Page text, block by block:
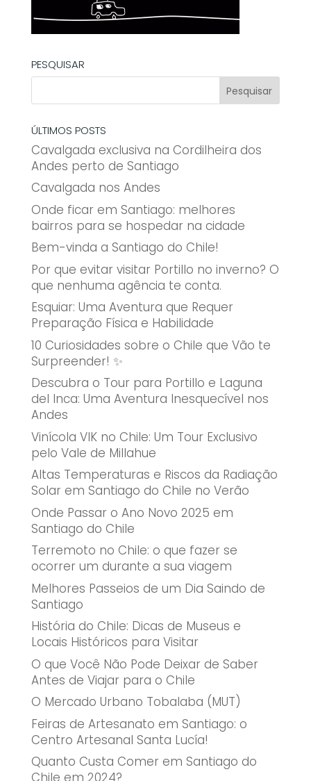
PESQUISAR
ÚLTIMOS POSTS
Cavalgada exclusiva na Cordilheira dos
Andes perto de Santiago
Cavalgada nos Andes
Onde ficar em Santiago: melhores
bairros para se hospedar na cidade
Bem-vinda a Santiago do Chile!
Por que evitar visitar Portillo no inverno? O
que nenhuma agência te conta.
Esquiar: Uma Aventura que Requer
Preparação Física e Habilidade
10 Curiosidades sobre o Chile que Vão te
Surpreender! ✨
Descubra o Tour para Portillo e Laguna
del Inca: Uma Aventura Inesquecível nos
Andes
Vinícola VIK no Chile: Um Tour Exclusivo
pelo Vale de Millahue
Altas Temperaturas e Riscos da Radiação
Solar em Santiago do Chile no Verão
Onde Passar o Ano Novo 2025 em
Santiago do Chile
Terremoto no Chile: o que fazer se
ocorrer um durante a sua viagem
Melhores Passeios de um Dia Saindo de
Santiago
História do Chile: Dicas de Museus e
Locais Históricos para Visitar
O que Você Não Pode Deixar de Saber
Antes de Viajar para o Chile
O Mercado Urbano Tobalaba (MUT)
Feiras de Artesanato em Santiago: o
Centro Artesanal Santa Lucía!
Quanto Custa Comer em Santiago do